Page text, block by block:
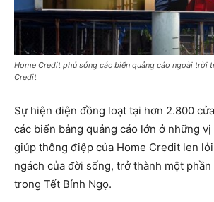
Home Credit phủ sóng các biển quảng cáo ngoài trời
Credit
Sự hiện diện đồng loạt tại hơn 2.800
các biển bảng quảng cáo lớn ở những
giúp thông điệp của Home Credit len
ngách của đời sống, trở thành một
trong Tết Bính Ngọ.